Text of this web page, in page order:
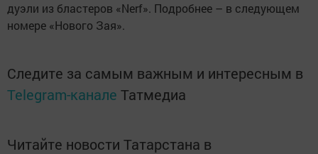
дуэли из бластеров «Nerf». Подробнее – в следующем
номере «Нового Зая».
Следите за самым важным и интересным в
Telegram-канале Татмедиа
Читайте новости Татарстана в